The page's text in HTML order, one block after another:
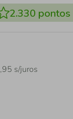
2.330 pontos
,95 s/juros